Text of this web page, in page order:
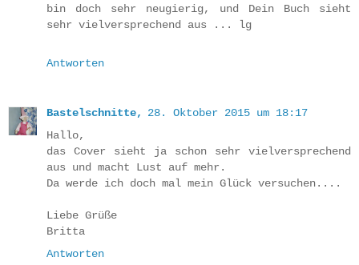
bin doch sehr neugierig, und Dein Buch sieht
sehr vielversprechend aus ... lg
Antworten
Bastelschnitte,
28. Oktober 2015 um 18:17
Hallo,
das Cover sieht ja schon sehr vielversprechend
aus und macht Lust auf mehr.
Da werde ich doch mal mein Glück versuchen....
Liebe Grüße
Britta
Antworten